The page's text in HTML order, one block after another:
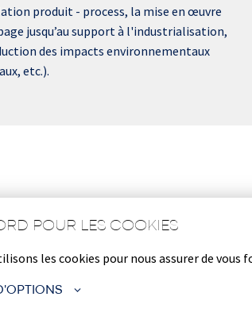
POUR LES COOKIES
les cookies pour nous assurer de
produit - process, la mise en œuvre
jusqu’au support à l'industrialisation,
des impacts environnementaux
etc.).